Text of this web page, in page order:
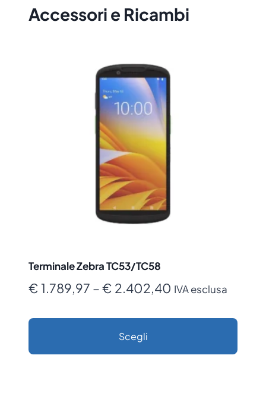
Accessori e Ricambi
Terminale Zebra TC53/TC58
€ 1.789,97 –€ 2.402,40 Fascia
IVA esclusa
Scegli